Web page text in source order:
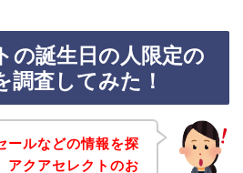
の誕生日の人限定の
調査してみた！
ールなどの情報を探
アクアセレクトのお